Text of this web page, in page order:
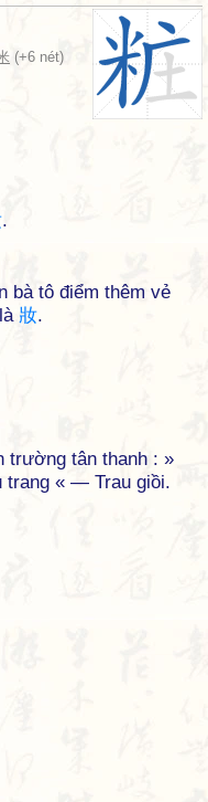
(+6 nét)
.
bà tô điểm thêm vẻ
妝.
trường tân thanh : »
trang « — Trau giồi.